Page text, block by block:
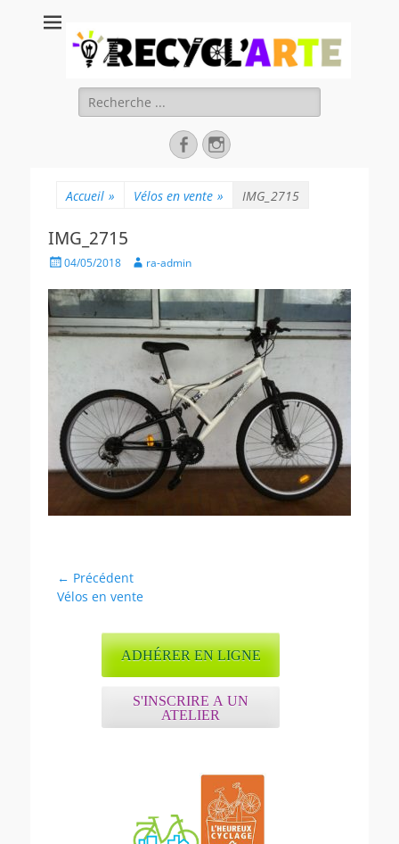
Recycl'Arte, faire
soi-même et
réduire les
déchets
Rechercher :
FacebookInstagram
Accueil » Vélos en vente » IMG_2715
IMG_2715
Posted04/05/2018 Authorra-admin
Navigation
de
← Précédent
Article
Vélos en vente
ADHÉRER EN LIGNE
S'INSCRIRE A UN
ATELIER